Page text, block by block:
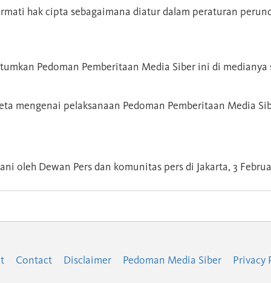
hak cipta sebagaimana diatur dalam peraturan
Pedoman Pemberitaan Media Siber ini di medianya
mengenai pelaksanaan Pedoman Pemberitaan Media
oleh Dewan Pers dan komunitas pers di Jakarta, 3
Contact Disclaimer Pedoman Media Siber Privacy